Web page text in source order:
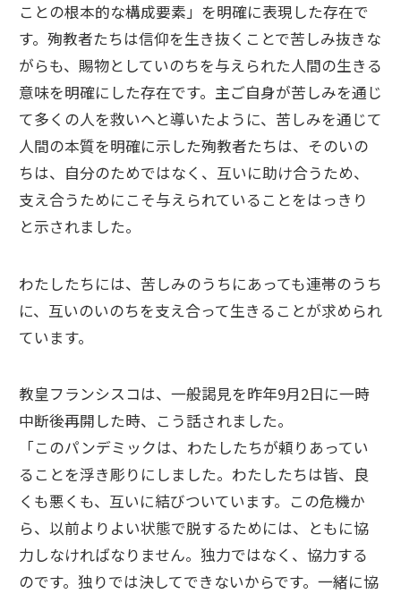
ことの根本的な構成要素」を明確に表現した存在で
す。殉教者たちは信仰を生き抜くことで苦しみ抜きな
がらも、賜物としていのちを与えられた人間の生きる
意味を明確にした存在です。主ご自身が苦しみを通じ
て多くの人を救いへと導いたように、苦しみを通じて
人間の本質を明確に示した殉教者たちは、そのいの
ちは、自分のためではなく、互いに助け合うため、
支え合うためにこそ与えられていることをはっきり
と示されました。
わたしたちには、苦しみのうちにあっても連帯のうち
に、互いのいのちを支え合って生きることが求められ
ています。
教皇フランシスコは、一般謁見を昨年9月2日に一時
中断後再開した時、こう話されました。
「このパンデミックは、わたしたちが頼りあってい
ることを浮き彫りにしました。わたしたちは皆、良
くも悪くも、互いに結びついています。この危機か
ら、以前よりよい状態で脱するためには、ともに協
力しなければなりません。独力ではなく、協力する
のです。独りでは決してできないからです。一緒に協